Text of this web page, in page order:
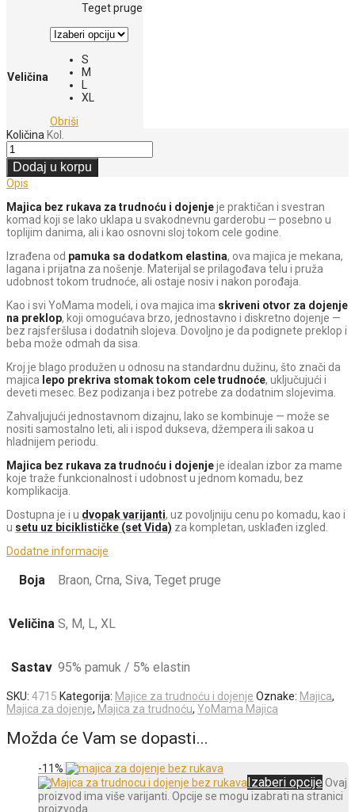
Teget pruge
Veličina
S
M
XL
Obriši
Količina Kol.
Dodaj u korpu
Opis
Majica bez rukava za trudnoću i dojenjeje praktičan i svestran
komad koji se lako uklapa u svakodnevnu garderobu — posebno u
toplijim danima, ali i kao osnovni sloj tokom cele godine.
Izrađena od pamuka sa dodatkom elastina, ova majica je mekana,
lagana i prijatna za nošenje. Materijal se prilagođava telu i pruža
udobnost tokom trudnoće, ali ostaje nosiv i nakon porođaja.
Kao i svi YoMama modeli, i ova majica ima skriveni otvor za dojenje
na preklop, koji omogućava brzo, jednostavno i diskretno dojenje —
bez rajsferšlusa i dodatnih slojeva. Dovoljno je da podignete preklop i
beba može odmah da sisa.
Kroj je blago produžen u odnosu na standardnu dužinu, što znači da
majica lepo prekriva stomak tokom cele trudnoće, uključujući i
deveti mesec. Bez podizanja i bez potrebe za dodatnim slojevima.
Zahvaljujući jednostavnom dizajnu, lako se kombinuje — može se
nositi samostalno leti, ali i ispod dukseva, džempera ili sakoa u
hladnijem periodu.
Majica bez rukava za trudnoću i dojenjeje idealan izbor za mame
koje traže funkcionalnost i udobnost u jednom komadu, bez
komplikacija.
Dostupna je i u dvopak varijanti, uz povoljniju cenu po komadu, kao i
u setu uz biciklističke (set Vida) za kompletan, usklađen izgled.
Dodatne informacije
Boja Braon, Crna, Siva, Teget pruge
Veličina S, M, L, XL
Sastav 95% pamuk / 5% elastin
SKU: 4715 Kategorija: Majice za trudnoću i dojenje Oznake: Majica,
Majica za dojenje, Majica za trudnoću, YoMama Majica
Možda će Vam se dopasti...
-11%
Izaberi opcije Ovaj
proizvod ima više varijanti. Opcije se mogu izabrati na stranici
proizvoda